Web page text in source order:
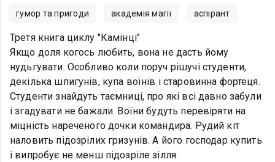
гумор та пригоди академія магії аспірант
Третя книга циклу "Камінці"
Якщо доля когось любить, вона не дасть йому
нудьгувати. Особливо коли поруч рішучі студенти,
декілька шпигунів, купа воїнів і старовинна фортеця.
Студенти знайдуть таємниці, про які всі давно забули
і згадувати не бажали. Воїни будуть перевіряти на
міцність нареченого дочки командира. Рудий кіт
наловить підозрілих гризунів. А його господар купить
і випробує не менш підозріле зілля.